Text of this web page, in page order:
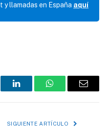
llamadas en España aquí
LinkedInWhatsAppCorreo
SIGUIENTE ARTÍCULO